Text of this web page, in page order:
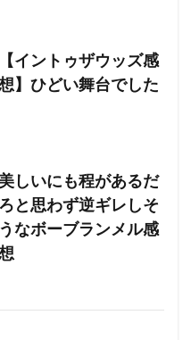
【イントゥザウッズ感
】ひどい舞台でした
美しいにも程があるだ
ろと思わず逆ギレしそ
うなボーブランメル感